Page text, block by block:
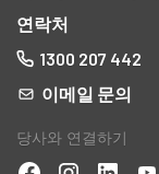
연락처
1300 207 442
이메일 문의
당사와 연결하기